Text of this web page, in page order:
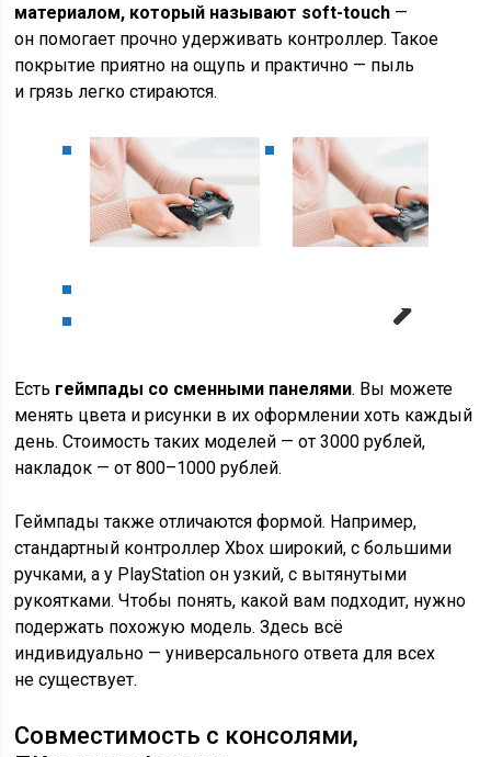
материалом, который называют soft-touch —
он помогает прочно удерживать контроллер. Такое
покрытие приятно на ощупь и практично — пыль
и грязь легко стираются.
Есть геймпады со сменными панелями. Вы можете
менять цвета и рисунки в их оформлении хоть каждый
день. Стоимость таких моделей — от 3000 рублей,
накладок — от 800–1000 рублей.
Геймпады также отличаются формой. Например,
стандартный контроллер Xbox широкий, с большими
ручками, а у PlayStation он узкий, с вытянутыми
рукоятками. Чтобы понять, какой вам подходит, нужно
подержать похожую модель. Здесь всё
индивидуально — универсального ответа для всех
не существует.
Совместимость с консолями,